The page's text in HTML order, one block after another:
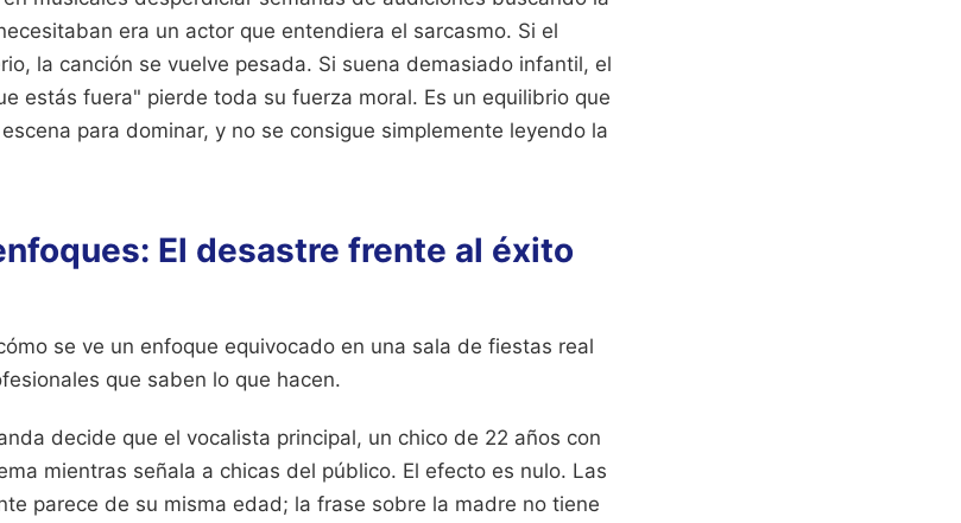
era un actor que entendiera el sarcasmo. Si el
la canción se vuelve pesada. Si suena demasiado infantil, el
estás fuera" pierde toda su fuerza moral. Es un equilibrio que
para dominar, y no se consigue simplemente leyendo la
El desastre frente al éxito
se ve un enfoque equivocado en una sala de fiestas real
que saben lo que hacen.
decide que el vocalista principal, un chico de 22 años con
mientras señala a chicas del público. El efecto es nulo. Las
parece de su misma edad; la frase sobre la madre no tiene